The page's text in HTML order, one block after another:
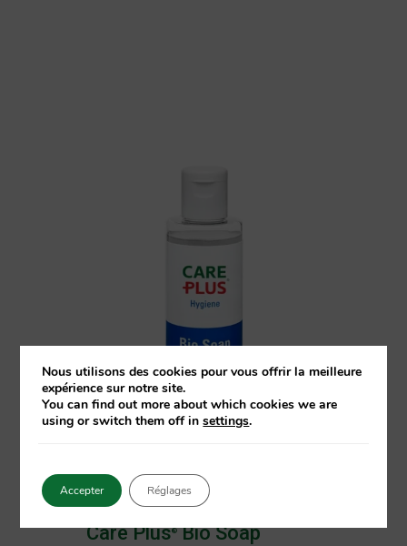
Care Plus®Bio Soap
Nous utilisons des cookies pour vous offrir la meilleure
expérience sur notre site.
You can find out more about which cookies we are
using or switch them off insettings.
Accepter Réglages